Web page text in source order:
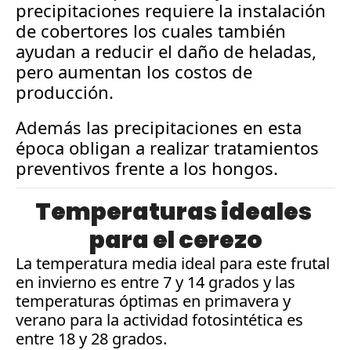
precipitaciones requiere la instalación
de cobertores los cuales también
ayudan a reducir el daño de heladas,
pero aumentan los costos de
producción.
Además las precipitaciones en esta
época obligan a realizar tratamientos
preventivos frente a los hongos.
Temperaturas ideales
para el cerezo
La temperatura media ideal para este frutal
en invierno es entre 7 y 14 grados y las
temperaturas óptimas en primavera y
verano para la actividad fotosintética es
entre 18 y 28 grados.